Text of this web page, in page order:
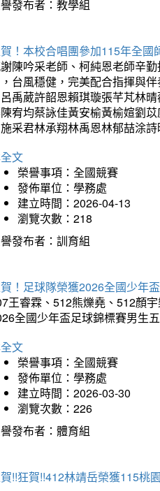
發布者：教學組
！本校合唱團參加115年全
陳吟采老師、柯純恩老師辛
台風穩健，完美配合指揮與
禹葳許韶恩賴琪璇張芊芃林
宥均蔡詠佳黃安榆黃榆媗劉
采君林承翔林禹恩林郁喆涂
文
榮譽事項：全國競賽
發佈單位：學務處
建立時間：2026-04-13
瀏覽次數：218
發布者：訓育組
！足球隊榮獲2026全國少年
王睿霖、512熊爍堯、512顏
全國少年盃足球錦標賽男生
文
榮譽事項：全國競賽
發佈單位：學務處
建立時間：2026-03-30
瀏覽次數：226
發布者：體育組
!!狂賀!!412林靖岳榮獲115桃